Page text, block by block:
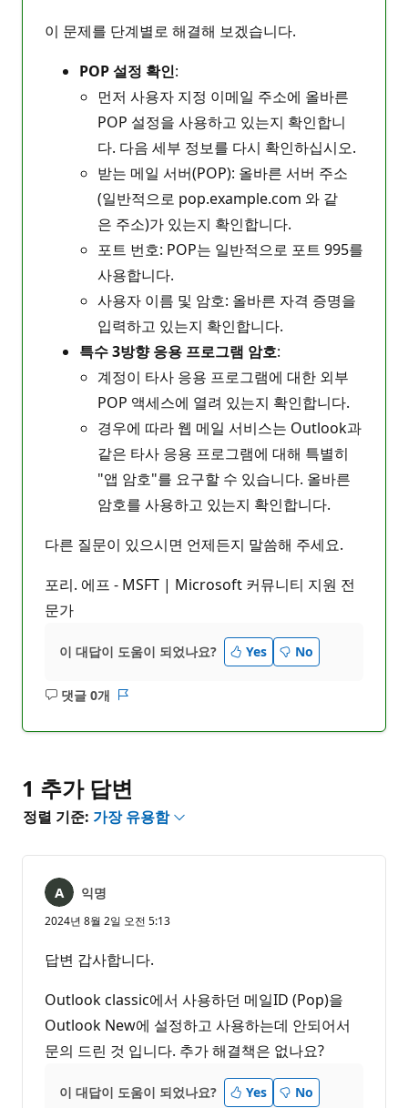
이 문제를 단계별로 해결해 보겠습니다.
POP 설정 확인:
먼저 사용자 지정 이메일 주소에 올바른
POP 설정을 사용하고 있는지 확인합니
다. 다음 세부 정보를 다시 확인하십시오.
받는 메일 서버(POP): 올바른 서버 주소
(일반적으로 pop.example.com 와 같
은 주소)가 있는지 확인합니다.
포트 번호: POP는 일반적으로 포트 995를
사용합니다.
사용자 이름 및 암호: 올바른 자격 증명을
입력하고 있는지 확인합니다.
특수 3방향 응용 프로그램 암호:
계정이 타사 응용 프로그램에 대한 외부
POP 액세스에 열려 있는지 확인합니다.
경우에 따라 웹 메일 서비스는 Outlook과
같은 타사 응용 프로그램에 대해 특별히
"앱 암호"를 요구할 수 있습니다. 올바른
암호를 사용하고 있는지 확인합니다.
다른 질문이 있으시면 언제든지 말씀해 주세요.
포리. 에프 - MSFT | Microsoft 커뮤니티 지원 전
문가
이 대답이 도움이 되었나요? Yes No
댓글 0개
설
1 추가 답변
정렬 기준: 가장 유용함
익명
2024년 8월 2일 오전 5:13
답변 갑사합니다.
Outlook classic에서 사용하던 메일ID (Pop)을
Outlook New에 설정하고 사용하는데 안되어서
문의 드린 것 입니다. 추가 해결책은 없나요?
이 대답이 도움이 되었나요? Yes No